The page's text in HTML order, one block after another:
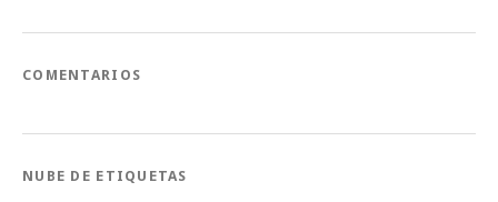
COMENTARIOS
NUBE DE ETIQUETAS